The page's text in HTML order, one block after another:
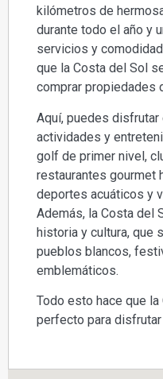
kilómetros de
durante todo el año y
servicios y
que la Costa del Sol
comprar propiedades
Aquí, puedes disfrutar
actividades y
golf de primer nivel,
restaurantes gourmet
deportes acuáticos y
Además, la Costa del
historia y cultura, que
pueblos blancos,
emblemáticos.
Todo esto hace que
perfecto para